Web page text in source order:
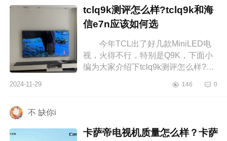
tclq9k测评怎么样?tclq9k和海
信e7n应该如何选
今年TCL出了好几款MiniLED电
视，火得不行，特别是Q9K，下面小
编为大家介绍下tclq9k测评怎么样?
tclq9k测评怎么样 电视看了差不多
2024-11-29 146 0
不 缺你i
卡萨帝电视机质量怎么样？卡萨